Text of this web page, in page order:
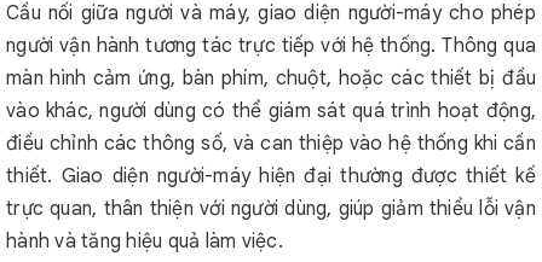
Cầu nối giữa người và máy, giao diện người-máy cho phép
người vận hành tương tác trực tiếp với hệ thống. Thông qua
màn hình cảm ứng, bàn phím, chuột, hoặc các thiết bị đầu
vào khác, người dùng có thể giám sát quá trình hoạt động,
điều chỉnh các thông số, và can thiệp vào hệ thống khi cần
thiết. Giao diện người-máy hiện đại thường được thiết kế
trực quan, thân thiện với người dùng, giúp giảm thiểu lỗi vận
hành và tăng hiệu quả làm việc.